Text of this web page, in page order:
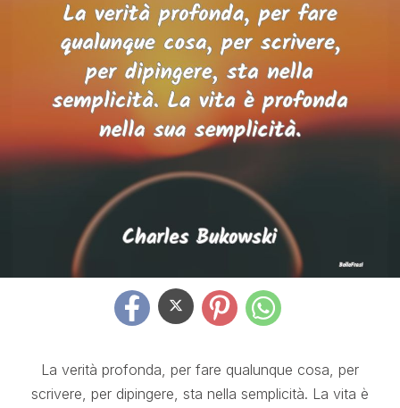
La verità profonda, per fare qualunque cosa, per
scrivere, per dipingere, sta nella semplicità. La vita è